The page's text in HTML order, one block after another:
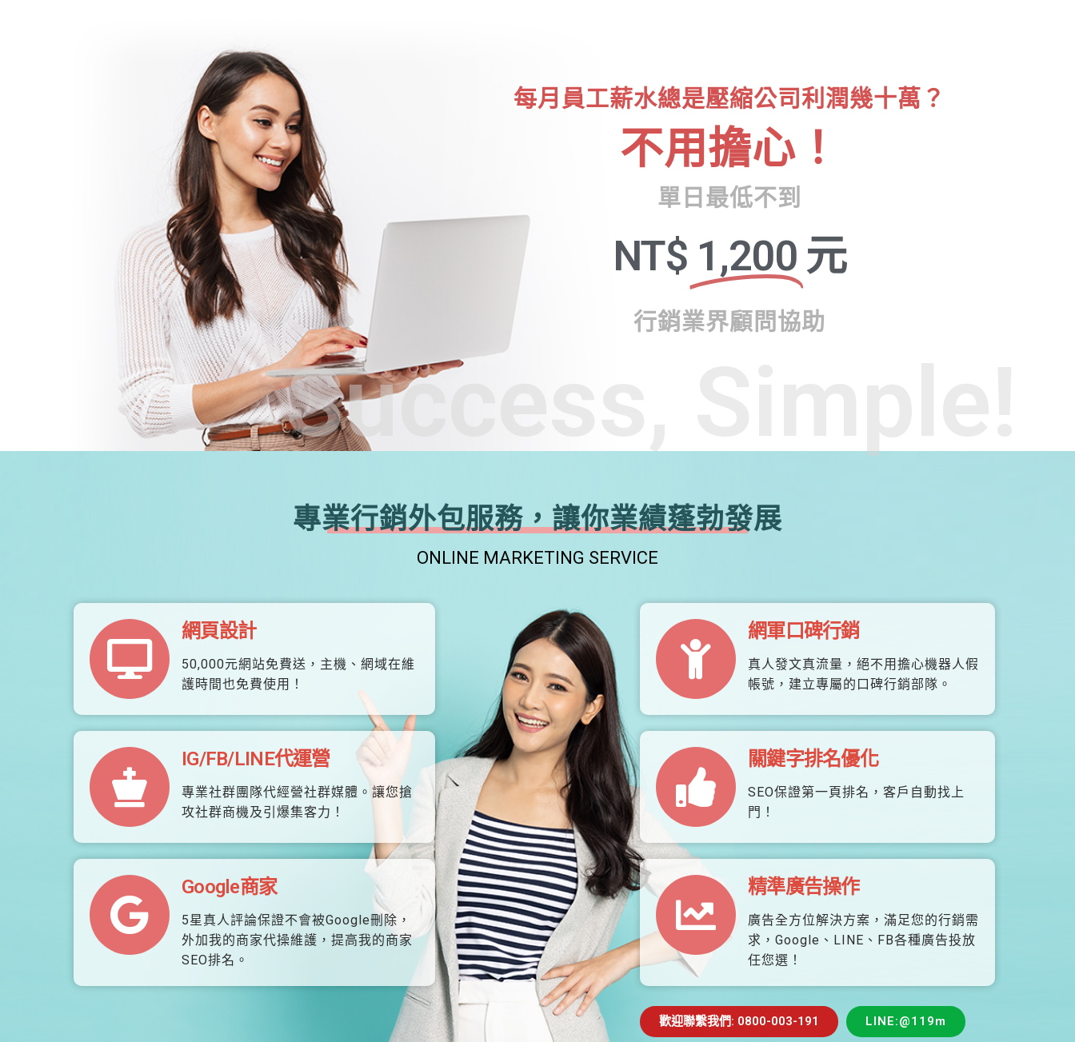
Success, Simple!
每月員工薪水總是壓縮公司利潤幾十萬？
不用擔心！
單日最低不到
NT$ 1,200 元
行銷業界顧問協助
專業行銷外包服務，讓你業績蓬勃發展
ONLINE MARKETING SERVICE
網頁設計
50,000元網站免費送，主機、網域在維
護時間也免費使用！
IG/FB/LINE代運營
專業社群團隊代經營社群媒體。讓您搶
攻社群商機及引爆集客力！
Google商家
5星真人評論保證不會被Google刪除，
外加我的商家代操維護，提高我的商家
SEO排名。
網軍口碑行銷
真人發文真流量，絕不用擔心機器人假
帳號，建立專屬的口碑行銷部隊。
關鍵字排名優化
SEO保證第一頁排名，客戶自動找上
門！
精準廣告操作
廣告全方位解決方案，滿足您的行銷需
求，Google、LINE、FB各種廣告投放
任您選！
歡迎聯繫我們: 0800-003-191 LINE:@119m